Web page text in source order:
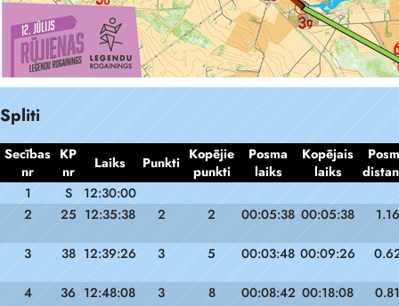
Spliti
Secības
nr
KP
nr
Laiks Punkti Kopējie
punkti
Posma
laiks
Kopējais
laiks
1
S
12:30:00
2
25 12:35:38 2 2 00:05:38 00:05:38 1.16
3 38 12:39:26 3 5 00:03:48 00:09:26
4 36 12:48:08 3 8 00:08:42 00:18:08 0.81